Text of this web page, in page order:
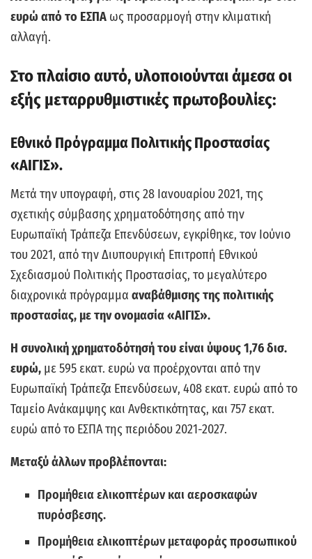
ευρώ από το ΕΣΠΑ ως προσαρμογή στην κλιματική
αλλαγή.
Στο πλαίσιο αυτό, υλοποιούνται άμεσα οι
εξής μεταρρυθμιστικές πρωτοβουλίες:
Εθνικό Πρόγραμμα Πολιτικής Προστασίας
«ΑΙΓΙΣ».
Μετά την υπογραφή, στις 28 Ιανουαρίου 2021, της
σχετικής σύμβασης χρηματοδότησης από την
Ευρωπαϊκή Τράπεζα Επενδύσεων, εγκρίθηκε, τον Ιούνιο
του 2021, από την Διυπουργική Επιτροπή Εθνικού
Σχεδιασμού Πολιτικής Προστασίας, το μεγαλύτερο
διαχρονικά πρόγραμμα αναβάθμισης της πολιτικής
προστασίας, με την ονομασία «ΑΙΓΙΣ».
Η συνολική χρηματοδότησή του είναι ύψους 1,76 δισ.
ευρώ, με 595 εκατ. ευρώ να προέρχονται από την
Ευρωπαϊκή Τράπεζα Επενδύσεων, 408 εκατ. ευρώ από το
Ταμείο Ανάκαμψης και Ανθεκτικότητας, και 757 εκατ.
ευρώ από το ΕΣΠΑ της περιόδου 2021-2027.
Μεταξύ άλλων προβλέπονται:
Προμήθεια ελικοπτέρων και αεροσκαφών
πυρόσβεσης.
Προμήθεια ελικοπτέρων μεταφοράς προσωπικού